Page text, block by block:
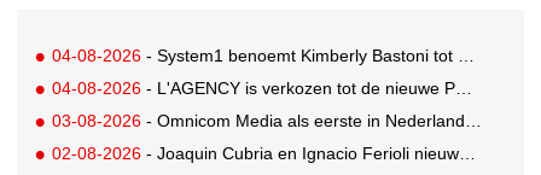
04-08-2026 - System1 benoemt Kimberly Bastoni tot Gobal Chief Commercial Officer
04-08-2026 - L'AGENCY is verkozen tot de nieuwe PR-partner van KoRo
03-08-2026 - Omnicom Media als eerste in Nederland actief met advertenties in ChatGPT
02-08-2026 - Joaquin Cubria en Ignacio Ferioli nieuwe Global CCO’s GUT, Renata Neumann Global Head of Production